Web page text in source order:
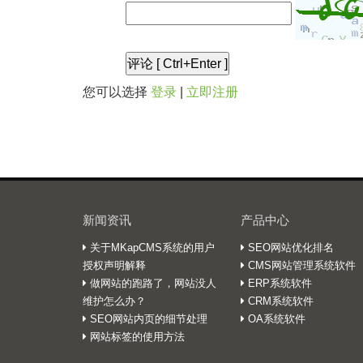
您可以选择 登录 立即注册
新闻资讯
关于MKapCMS系统的用户
授权声明解释
做网站的跑路了，网站没人
维护怎么办？
SEO网站内页的细节处理
网站标签的使用方法
产品中心
SEO网站优化排名
CMS网站管理系统软件
ERP系统软件
CRM系统软件
OA系统软件